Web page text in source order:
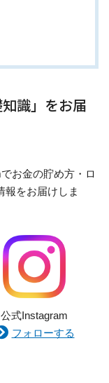
識」をお届
お金の貯め方・ロ
報をお届けしま
公式Instagram
フォローする